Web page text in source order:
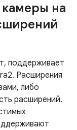
на
поддерживает
Расширения
либо
расширений.